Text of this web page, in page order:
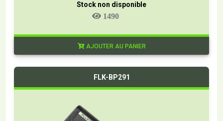
Stock non disponible
1490
AJOUTER AU PANIER
FLK-BP291